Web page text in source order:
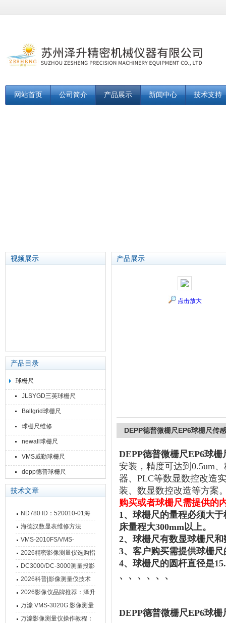
网站首页 公司简介 产品展示 新闻中心 技术支持
视频展示
产品目录
球栅尺
JLSYGD三英球栅尺
Ballgrid球栅尺
球栅尺维修
newall球栅尺
VMS威勤球栅尺
depp德普球栅尺
技术文章
ND780 ID：520010-01海
德汉数显表故障维修内容
海德汉数显表维修方法
VMS-2010FS/VMS-
3020FS/VMS-4030FS手动
影像测量仪技术参数
2026精密影像测量仪选购指
南 靠谱品牌一站式选型推荐
DC3000/DC-3000测量投影
仪万濠数据处理器数显表故
障维修方法
2026科普|影像测量仪技术
原理、分类及选型应用
2026影像仪品牌推荐：泽升
影像测量仪选型指南
万濠 VMS-3020G 影像测量
仪技术规格与应用解析
万濠影像测量仪操作教程：
产品展示
点击放大
DEPP德普微栅尺EP6球栅尺传
DEPP德普微栅尺EP6球栅
安装，精度可达到0.5um
器、PLC等数显数控改造
装、数显数控改造等方案
购买或者球栅尺需提供的
1、 球栅尺的量程必须大
床量程大300mm以上。
2、 球栅尺有数显球栅尺
3、 客户购买需提供球栅
4、 球栅尺的圆杆直径是
、、、、、、
DEPP德普微栅尺EP6球栅